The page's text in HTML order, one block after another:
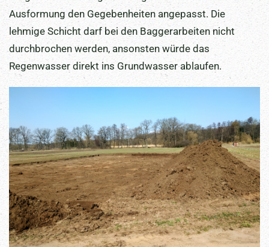
Ausformung den Gegebenheiten angepasst. Die
lehmige Schicht darf bei den Baggerarbeiten nicht
durchbrochen werden, ansonsten würde das
Regenwasser direkt ins Grundwasser ablaufen.